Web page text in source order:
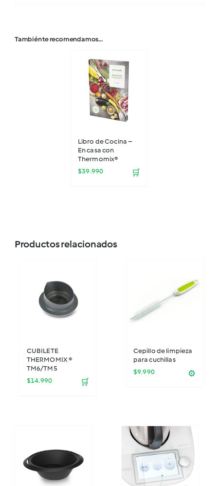
También te recomendamos…
Libro de Cocina –
En casa con
Thermomix®
$39.990 🛒
Productos relacionados
CUBILETE
THERMOMIX ®
TM6/TM5
$14.990 🛒
Cepillo de limpieza
para cuchillas
$9.990 ⚙️